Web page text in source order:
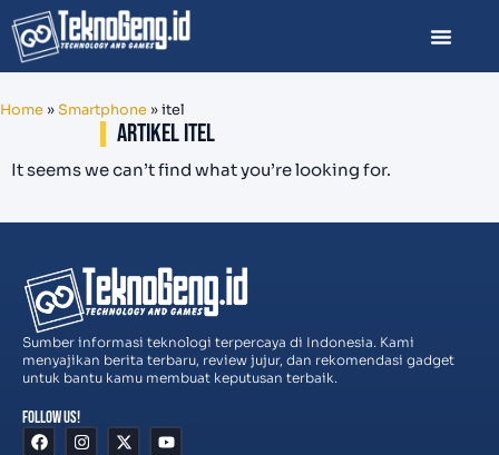
Home »Smartphone »itel
Artikel itel
It seems we can’t find what you’re looking for.
Sumber informasi teknologi terpercaya di Indonesia. Kami
menyajikan berita terbaru, review jujur, dan rekomendasi gadget
untuk bantu kamu membuat keputusan terbaik.
Follow Us!